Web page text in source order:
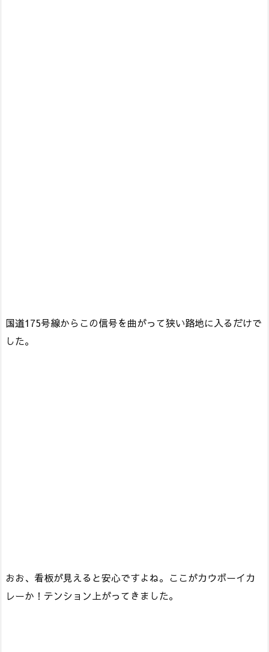
国道175号線からこの信号を曲がって狭い路地に入るだけで
した。
おお、看板が見えると安心ですよね。ここがカウボーイカ
レーか！テンション上がってきました。